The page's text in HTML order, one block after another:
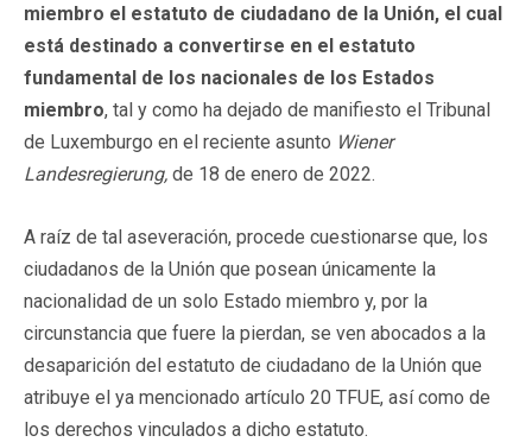
miembro el estatuto de ciudadano de la Unión, el cual
está destinado a convertirse en el estatuto
fundamental de los nacionales de los Estados
miembro, tal y como ha dejado de manifiesto el Tribunal
de Luxemburgo en el reciente asunto Wiener
Landesregierung, de 18 de enero de 2022.
A raíz de tal aseveración, procede cuestionarse que, los
ciudadanos de la Unión que posean únicamente la
nacionalidad de un solo Estado miembro y, por la
circunstancia que fuere la pierdan, se ven abocados a la
desaparición del estatuto de ciudadano de la Unión que
atribuye el ya mencionado artículo 20 TFUE, así como de
los derechos vinculados a dicho estatuto.